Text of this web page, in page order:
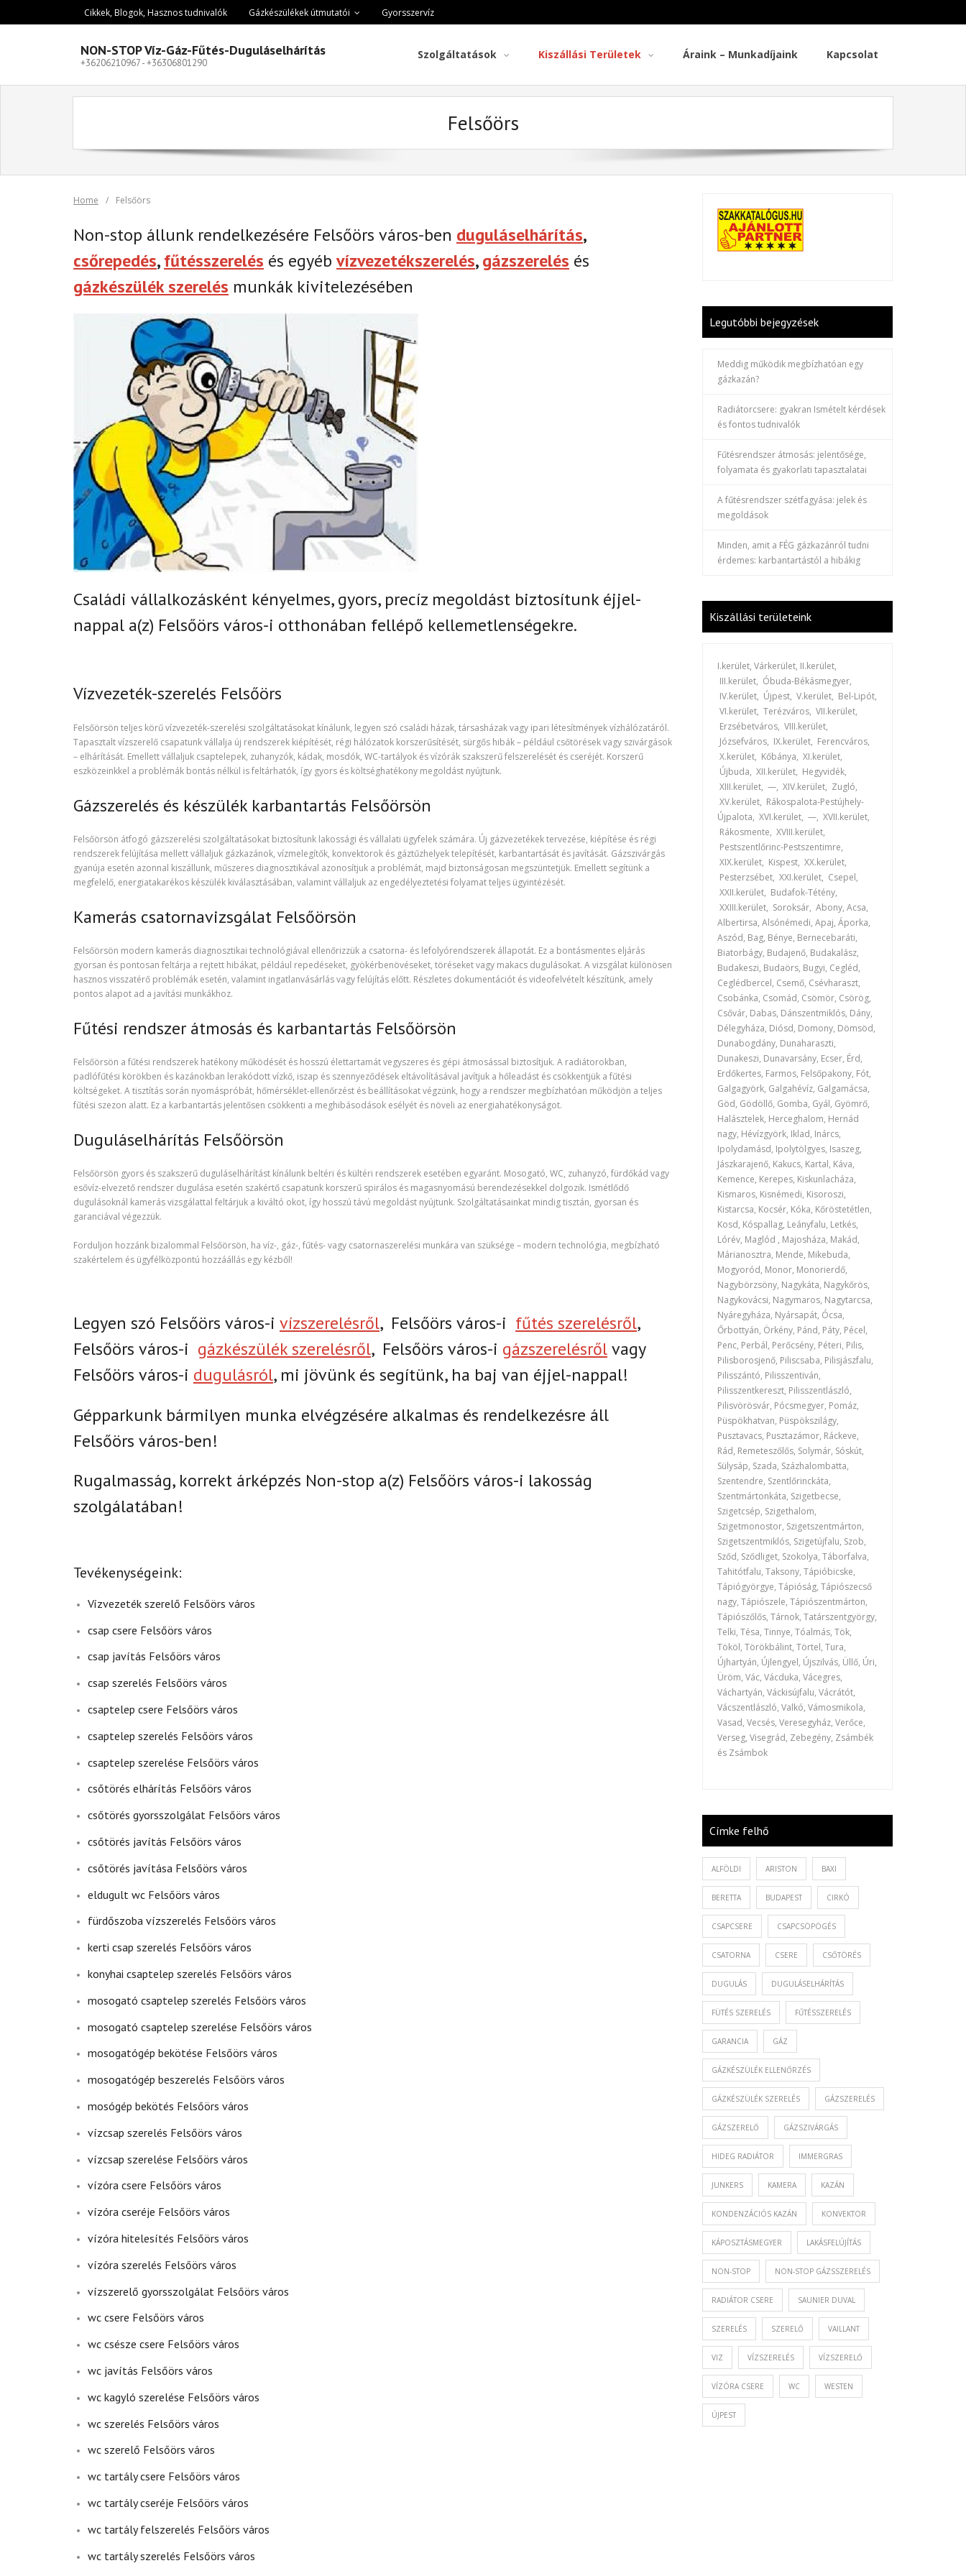
Cikkek, Blogok, Hasznos tudnivalók Gázkészülékek útmutatói Gyorsszervíz
NON-STOP Víz-Gáz-Fűtés-Duguláselhárítás
+36206210967 - +36306801290
Szolgáltatások Kiszállási Területek Áraink – Munkadíjaink Kapcsolat
Felsőörs
Home / Felsőörs
Non-stop állunk rendelkezésére Felsőörs város-ben duguláselhárítás,
csőrepedés,fűtésszerelés és egyéb vízvezetékszerelés,gázszerelés és
gázkészülék szerelés munkák kivitelezésében
Családi vállalkozásként kényelmes, gyors, precíz megoldást biztosítunkéjjel-
nappal a(z) Felsőörs város-i otthonában fellépő kellemetlenségekre.
Vízvezeték-szerelés Felsőörs
Felsőörsön teljes körű vízvezeték-szerelési szolgáltatásokat kínálunk, legyen szó családi házak, társasházak vagy ipari létesítmények vízhálózatáról.
Tapasztalt vízszerelő csapatunk vállalja új rendszerek kiépítését, régi hálózatok korszerűsítését, sürgős hibák – például csőtörések vagy szivárgások
– elhárítását. Emellett vállaljuk csaptelepek, zuhanyzók, kádak, mosdók, WC-tartályok és vízórák szakszerű felszerelését és cseréjét. Korszerű
eszközeinkkel a problémák bontás nélkül is feltárhatók, így gyors és költséghatékony megoldást nyújtunk.
Gázszerelés és készülék karbantartás Felsőörsön
Felsőörsön átfogó gázszerelési szolgáltatásokat biztosítunk lakossági és vállalati ügyfelek számára. Új gázvezetékek tervezése, kiépítése és régi
rendszerek felújítása mellett vállaljuk gázkazánok, vízmelegítők, konvektorok és gáztűzhelyek telepítését, karbantartását és javítását. Gázszivárgás
gyanúja esetén azonnal kiszállunk, műszeres diagnosztikával azonosítjuk a problémát, majd biztonságosan megszüntetjük. Emellett segítünk a
megfelelő, energiatakarékos készülék kiválasztásában, valamint vállaljuk az engedélyeztetési folyamat teljes ügyintézését.
Kamerás csatornavizsgálat Felsőörsön
Felsőörsön modern kamerás diagnosztikai technológiával ellenőrizzük a csatorna- és lefolyórendszerek állapotát. Ez a bontásmentes eljárás
gyorsan és pontosan feltárja a rejtett hibákat, például repedéseket, gyökérbenövéseket, töréseket vagy makacs dugulásokat. A vizsgálat különösen
hasznos visszatérő problémák esetén, valamint ingatlanvásárlás vagy felújítás előtt. Részletes dokumentációt és videofelvételt készítünk, amely
pontos alapot ad a javítási munkákhoz.
Fűtési rendszer átmosás és karbantartás Felsőörsön
Felsőörsön a fűtési rendszerek hatékony működését és hosszú élettartamát vegyszeres és gépi átmosással biztosítjuk. A radiátorokban,
padlófűtési körökben és kazánokban lerakódott vízkő, iszap és szennyeződések eltávolításával javítjuk a hőleadást és csökkentjük a fűtési
költségeket. A tisztítás során nyomáspróbát, hőmérséklet-ellenőrzést és beállításokat végzünk, hogy a rendszer megbízhatóan működjön a teljes
fűtési szezon alatt. Ez a karbantartás jelentősen csökkenti a meghibásodások esélyét és növeli az energiahatékonyságot.
Duguláselhárítás Felsőörsön
Felsőörsön gyors és szakszerű duguláselhárítást kínálunk beltéri és kültéri rendszerek esetében egyaránt. Mosogató, WC, zuhanyzó, fürdőkád vagy
esővíz-elvezető rendszer dugulása esetén szakértő csapatunk korszerű spirálos és magasnyomású berendezésekkel dolgozik. Ismétlődő
dugulásoknál kamerás vizsgálattal feltárjuk a kiváltó okot, így hosszú távú megoldást nyújtunk. Szolgáltatásainkat mindig tisztán, gyorsan és
garanciával végezzük.
Forduljon hozzánk bizalommal Felsőörsön, ha víz-, gáz-, fűtés- vagy csatornaszerelési munkára van szüksége – modern technológia, megbízható
szakértelem és ügyfélközpontú hozzáállás egy kézből!
Legyen szó Felsőörs város-i vízszerelésről, Felsőörs város-i fűtés szerelésről,
Felsőörs város-i gázkészülék szerelésről, Felsőörs város-i gázszerelésrőlvagy
Felsőörs város-i dugulásról, mi jövünk és segítünk, ha baj van éjjel-nappal!
Gépparkunk bármilyen munka elvégzésére alkalmas és rendelkezésre áll
Felsőörs város-ben!
Rugalmasság, korrekt árképzés Non-stop a(z) Felsőörs város-i lakosság
szolgálatában!
Tevékenységeink:
Vízvezeték szerelő Felsőörs város
csap csere Felsőörs város
csap javítás Felsőörs város
csap szerelés Felsőörs város
csaptelep csere Felsőörs város
csaptelep szerelés Felsőörs város
csaptelep szerelése Felsőörs város
csőtörés elhárítás Felsőörs város
csőtörés gyorsszolgálat Felsőörs város
csőtörés javítás Felsőörs város
csőtörés javítása Felsőörs város
eldugult wc Felsőörs város
fürdőszoba vízszerelés Felsőörs város
kerti csap szerelés Felsőörs város
konyhai csaptelep szerelés Felsőörs város
mosogató csaptelep szerelés Felsőörs város
mosogató csaptelep szerelése Felsőörs város
mosogatógép bekötése Felsőörs város
mosogatógép beszerelés Felsőörs város
mosógép bekötés Felsőörs város
vízcsap szerelés Felsőörs város
vízcsap szerelése Felsőörs város
vízóra csere Felsőörs város
vízóra cseréje Felsőörs város
vízóra hitelesítés Felsőörs város
vízóra szerelés Felsőörs város
vízszerelő gyorsszolgálat Felsőörs város
wc csere Felsőörs város
wc csésze csere Felsőörs város
wc javítás Felsőörs város
wc kagyló szerelése Felsőörs város
wc szerelés Felsőörs város
wc szerelő Felsőörs város
wc tartály csere Felsőörs város
wc tartály cseréje Felsőörs város
wc tartály felszerelés Felsőörs város
wc tartály szerelés Felsőörs város
Legutóbbi bejegyzések
Meddig működik megbízhatóan egy
gázkazán?
Radiátorcsere: gyakran Ismételt kérdések
és fontos tudnivalók
Fűtésrendszer átmosás: jelentősége,
folyamata és gyakorlati tapasztalatai
A fűtésrendszer szétfagyása: jelek és
megoldások
Minden, amit a FÉG gázkazánról tudni
érdemes: karbantartástól a hibákig
Kiszállási területeink
I.kerület, Várkerület, II.kerület,
III.kerület, Óbuda-Békásmegyer,
IV.kerület, Újpest, V.kerület, Bel-Lipót,
VI.kerület, Terézváros, VII.kerület,
Erzsébetváros, VIII.kerület,
Józsefváros, IX.kerület, Ferencváros,
X.kerület, Kőbánya, XI.kerület,
Újbuda, XII.kerület, Hegyvidék,
XIII.kerület, —, XIV.kerület, Zugló,
XV.kerület, Rákospalota-Pestújhely-
Újpalota, XVI.kerület, —, XVII.kerület,
Rákosmente, XVIII.kerület,
Pestszentlőrinc-Pestszentimre,
XIX.kerület, Kispest, XX.kerület,
Pesterzsébet, XXI.kerület, Csepel,
XXII.kerület, Budafok-Tétény,
XXIII.kerület, Soroksár, Abony, Acsa,
Albertirsa, Alsónémedi, Apaj, Áporka,
Aszód, Bag, Bénye, Bernecebaráti,
Biatorbágy, Budajenő, Budakalász,
Budakeszi, Budaörs, Bugyi, Cegléd,
Ceglédbercel, Csemő, Csévharaszt,
Csobánka, Csomád, Csömör, Csörög,
Csővár, Dabas, Dánszentmiklós, Dány,
Délegyháza, Diósd, Domony, Dömsöd,
Dunabogdány, Dunaharaszti,
Dunakeszi, Dunavarsány, Ecser, Érd,
Erdőkertes, Farmos, Felsőpakony, Fót,
Galgagyörk, Galgahévíz, Galgamácsa,
Göd, Gödöllő, Gomba, Gyál, Gyömrő,
Halásztelek, Herceghalom, Hernád
nagy, Hévízgyörk, Iklad, Inárcs,
Ipolydamásd, Ipolytölgyes, Isaszeg,
Jászkarajenő, Kakucs, Kartal, Káva,
Kemence, Kerepes, Kiskunlacháza,
Kismaros, Kisnémedi, Kisoroszi,
Kistarcsa, Kocsér, Kóka, Kőröstetétlen,
Kosd, Kóspallag, Leányfalu, Letkés,
Lórév, Maglód , Majosháza, Makád,
Márianosztra, Mende, Mikebuda,
Mogyoród, Monor, Monorierdő,
Nagybörzsöny, Nagykáta, Nagykőrös,
Nagykovácsi, Nagymaros, Nagytarcsa,
Nyáregyháza, Nyársapát, Ócsa,
Őrbottyán, Örkény, Pánd, Páty, Pécel,
Penc, Perbál, Perőcsény, Péteri, Pilis,
Pilisborosjenő, Piliscsaba, Pilisjászfalu,
Pilisszántó, Pilisszentiván,
Pilisszentkereszt, Pilisszentlászló,
Pilisvörösvár, Pócsmegyer, Pomáz,
Püspökhatvan, Püspökszilágy,
Pusztavacs, Pusztazámor, Ráckeve,
Rád, Remeteszőlős, Solymár, Sóskút,
Sülysáp, Szada, Százhalombatta,
Szentendre, Szentlőrinckáta,
Szentmártonkáta, Szigetbecse,
Szigetcsép, Szigethalom,
Szigetmonostor, Szigetszentmárton,
Szigetszentmiklós, Szigetújfalu, Szob,
Sződ, Sződliget, Szokolya, Táborfalva,
Tahitótfalu, Taksony, Tápióbicske,
Tápiógyörgye, Tápióság, Tápiószecső
nagy, Tápiószele, Tápiószentmárton,
Tápiószőlős, Tárnok, Tatárszentgyörgy,
Telki, Tésa, Tinnye, Tóalmás, Tök,
Tököl, Törökbálint, Törtel, Tura,
Újhartyán, Újlengyel, Újszilvás, Üllő, Úri,
Üröm, Vác, Vácduka, Vácegres,
Váchartyán, Váckisújfalu, Vácrátót,
Vácszentlászló, Valkó, Vámosmikola,
Vasad, Vecsés, Veresegyház, Verőce,
Verseg, Visegrád, Zebegény, Zsámbék
és Zsámbok
Címke felhő
ALFÖLDI ARISTON BAXI
BERETTA BUDAPEST CIRKÓ
CSAPCSERE CSAPCSÖPÖGÉS
CSATORNA CSERE CSŐTÖRÉS
DUGULÁS DUGULÁSELHÁRÍTÁS
FÜTÉS SZERELÉS FŰTÉSSZERELÉS
GARANCIA GÁZ
GÁZKÉSZÜLÉK ELLENŐRZÉS
GÁZKÉSZÜLÉK SZERELÉS GÁZSZERELÉS
GÁZSZERELŐ GÁZSZIVÁRGÁS
HIDEG RADIÁTOR IMMERGRAS
JUNKERS KAMERA KAZÁN
KONDENZÁCIÓS KAZÁN KONVEKTOR
KÁPOSZTÁSMEGYER LAKÁSFELÚJÍTÁS
NON-STOP NON-STOP GÁZSSZERELÉS
RADIÁTOR CSERE SAUNIER DUVAL
SZERELÉS SZERELŐ VAILLANT
VIZ VÍZSZERELÉS VÍZSZERELŐ
VÍZÓRA CSERE WC WESTEN
ÚJPEST